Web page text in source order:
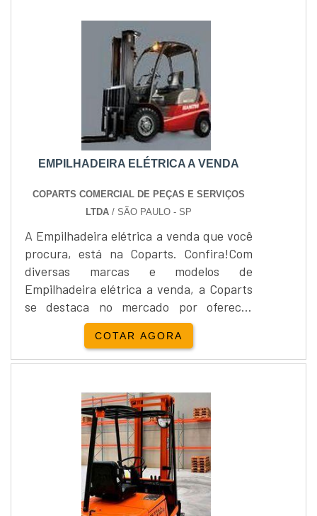
principalmente baixo custo de
manutenção.Mas equipamentos com usos
diários, cedo ou tarde vai....
EMPILHADEIRA ELÉTRICA A VENDA
COPARTS COMERCIAL DE PEÇAS E SERVIÇOS
LTDA / SÃO PAULO - SP
A Empilhadeira elétrica a venda que você
procura, está na Coparts. Confira!Com
diversas marcas e modelos de
Empilhadeira elétrica a venda, a Coparts
se destaca no mercado por oferecer
soluções eficazes, práticas e
principalmente seguras, para otimizar o
tempo útil das empresas.Confira abaixo
empilhadeira elétrica a venda: - Toyota, -
Mitsubishi, - Nissan, - Komatsu, - Doosan,
- Linde, - Still, - Heli, - Hangcha, -....
COTAR AGORA